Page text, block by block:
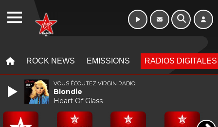
ROCK NEWS EMISSIONS RADIOS DIGITALES
VOUS ÉCOUTEZ VIRGIN RADIO
Blondie
Heart Of Glass
WEBRADIO